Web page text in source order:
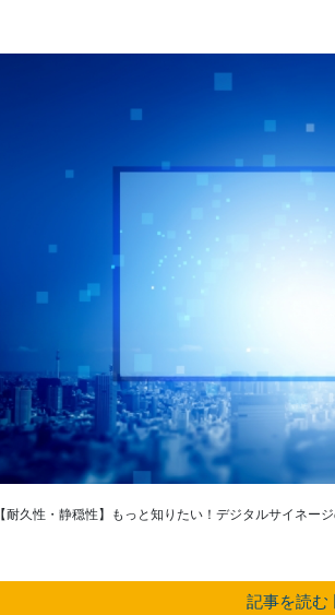
【耐久性・静穏性】もっと知りたい！デジタルサイネー
記事を読